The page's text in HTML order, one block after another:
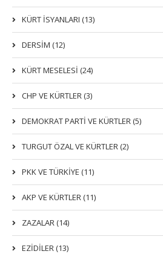
KÜRT İSYANLARI (13)
DERSIM (12)
KÜRT MESELESİ (24)
CHP VE KÜRTLER (3)
DEMOKRAT PARTI VE KÜRTLER (5)
TURGUT ÖZAL VE KÜRTLER (2)
PKK VE TÜRKIYE (11)
AKP VE KÜRTLER (11)
ZAZALAR (14)
EZIDILER (13)